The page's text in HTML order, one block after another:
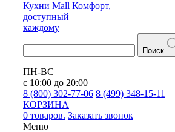
Кухни Mall Комфорт,
доступный
каждому
Поиск
ПН-ВС
с 10:00 до 20:00
8 (800) 302-77-06 8 (499) 348-15-11
КОРЗИНА
0 товаров. Заказать звонок
Меню